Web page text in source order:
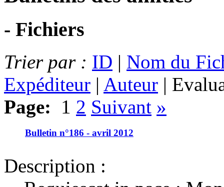
- Fichiers
Trier par : ID | Nom du
Expéditeur | Auteur |
Page:
1 2 Suivant »
Bulletin n°186 - avril 2012
Description :